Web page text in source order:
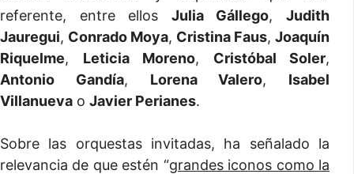
referente, entre ellos Julia Gállego,Judith
Jauregui, Conrado Moya, Cristina Faus, Joaquín
Riquelme, Leticia Moreno, Cristóbal Soler,
Antonio Gandía, Lorena Valero, Isabel
Villanueva o Javier Perianes.
Sobre las orquestas invitadas, ha señalado la
relevancia de que estén “grandes iconos como la